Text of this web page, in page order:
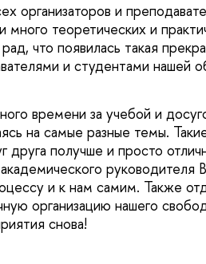
организаторов и
теоретических и
что появилась такая
и студентами нашей
времени за учебой и
на самые разные темы.
друга получше и просто
и к нам самим. Также
организацию нашего
снова!